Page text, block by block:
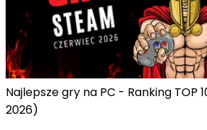
Najlepsze gry na PC - Ranking TOP
2026)